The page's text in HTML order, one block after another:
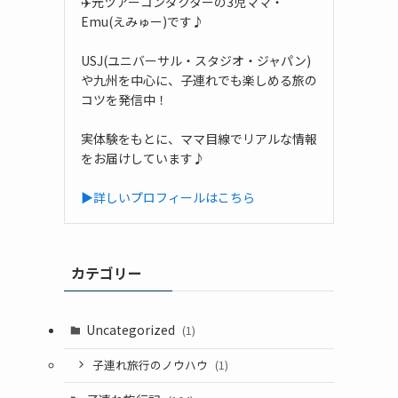
Emu(えみゅー)です♪
USJ(ユニバーサル・スタジオ・ジャパン)
や九州を中心に、子連れでも楽しめる旅の
コツを発信中！
実体験をもとに、ママ目線でリアルな情報
をお届けしています♪
▶詳しいプロフィールはこちら
カテゴリー
Uncategorized (1)
子連れ旅行のノウハウ (1)